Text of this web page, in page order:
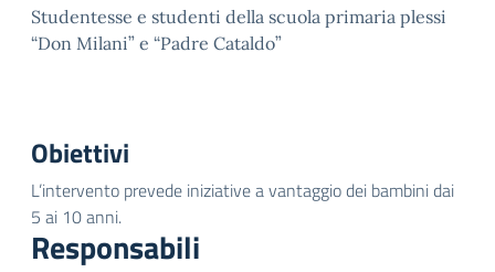
Studentesse e studenti della scuola primaria plessi
“Don Milani” e “Padre Cataldo”
Obiettivi
L’intervento prevede iniziative a vantaggio dei bambini dai
5 ai 10 anni.
Responsabili